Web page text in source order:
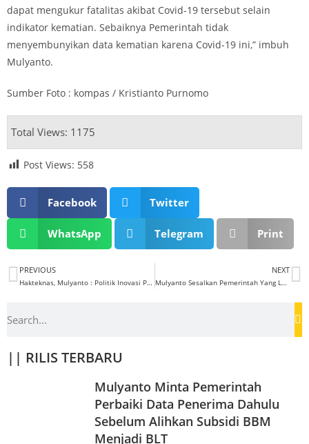
dapat mengukur fatalitas akibat Covid-19 tersebut selain
indikator kematian. Sebaiknya Pemerintah tidak
menyembunyikan data kematian karena Covid-19 ini,” imbuh
Mulyanto.
Sumber Foto : kompas / Kristianto Purnomo
Total Views: 1175
Post Views: 558
Facebook Twitter
WhatsApp Telegram Print
PREVIOUS
Hakteknas, Mulyanto : Politik Inovasi Pemerintahan Jokowi Amburadul
NEXT
Mulyanto Sesalkan Pemerintah Yang Lembek Terapkan Aturan DMO, Sebabkan Krisis Batubara PLN
|| RILIS TERBARU
Mulyanto Minta Pemerintah
Perbaiki Data Penerima Dahulu
Sebelum Alihkan Subsidi BBM
Menjadi BLT